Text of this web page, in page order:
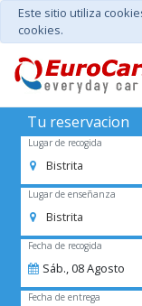
Este sitio utiliza
cookies.
Tu reservacion
Lugar de recogida
Bistrita
Lugar de enseñanza
Bistrita
Fecha de recogida
Sáb.,08Agosto
Fecha de entrega